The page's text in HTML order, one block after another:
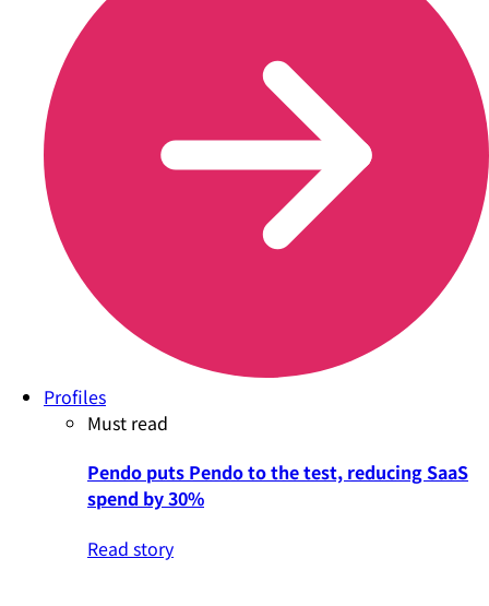
Profiles
Must read
Pendo puts Pendo to the test, reducing SaaS
spend by 30%
Read story